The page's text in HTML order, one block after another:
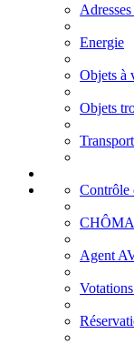
Energie
Objets à
Objets
Contrôle
Agent